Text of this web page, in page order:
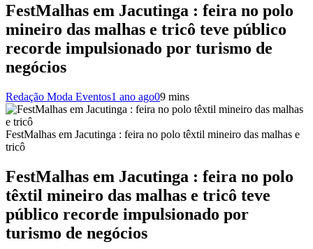
FestMalhas em Jacutinga : feira no polo
mineiro das malhas e tricô teve público
recorde impulsionado por turismo de
negócios
Redação Moda Eventos1 ano ago09 mins
FestMalhas em Jacutinga : feira no polo têxtil mineiro das malhas e
tricô
FestMalhas em Jacutinga : feira no polo
têxtil mineiro das malhas e tricô teve
público recorde impulsionado por
turismo de negócios